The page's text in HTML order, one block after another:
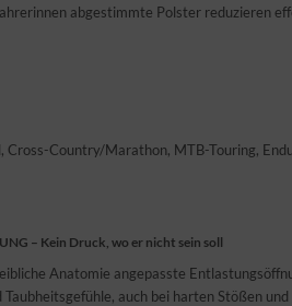
abgestimmte Polster reduzieren
Cross-Country/Marathon, MTB-Touring,
– Kein Druck, wo er nicht sein soll
Anatomie angepasste
Taubheitsgefühle, auch bei harten Stößen